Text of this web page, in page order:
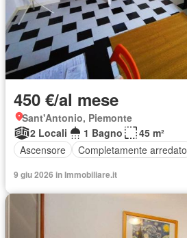
450 €/al mese
Sant'Antonio, Piemonte
2 Locali
1 Bagno
45 m²
Ascensore
Completamente arredato
9 giu 2026 in Immobiliare.it